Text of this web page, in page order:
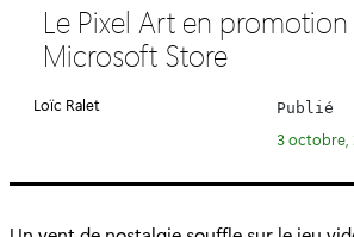
t
é
i
Le Pixel Art en
Microsoft Store
Loïc Ralet Publié
3 octobre,